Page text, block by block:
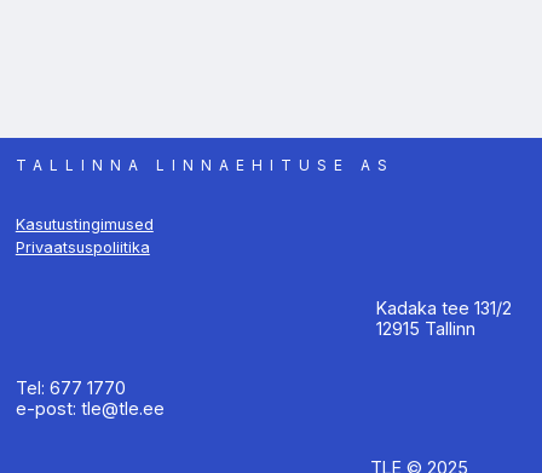
TALLINNA LINNAEHITUSE AS
Kasutustingimused
Privaatsuspoliitika
Kadaka tee 131/2
12915 Tallinn
Tel: 677 1770
e-post: tle@tle.ee
TLE © 2025